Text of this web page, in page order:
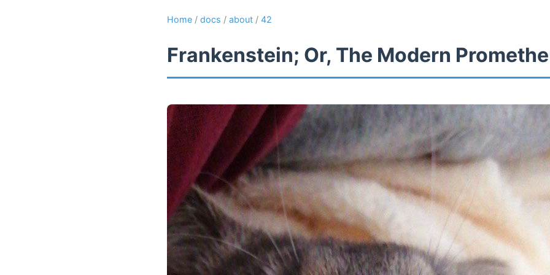
Home / docs / about / 42
Frankenstein; Or, The Modern